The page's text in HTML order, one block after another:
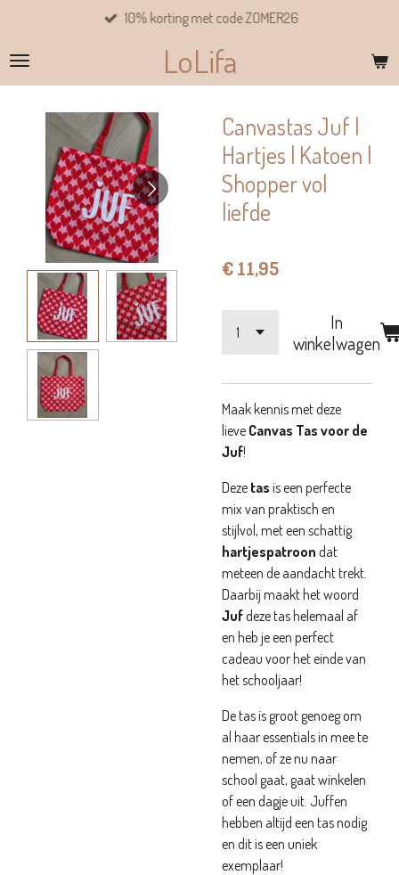
naar
de
LoLifa
10% korting met code ZOMER26
Canvastas Juf |
Hartjes | Katoen |
Shopper vol
liefde
€ 11,95
In
winkelwagen
Maak kennis met deze
lieve Canvas Tas voor de
Juf!
Deze tas is een perfecte
mix van praktisch en
stijlvol, met een schattig
hartjespatroon dat
meteen de aandacht trekt.
Daarbij maakt het woord
Jufdeze tas helemaal af
en heb je een perfect
cadeau voor het einde van
het schooljaar!
De tas is groot genoeg om
al haar essentials in mee te
nemen, of ze nu naar
school gaat, gaat winkelen
of een dagje uit. Juffen
hebben altijd een tas nodig
en dit is een uniek
exemplaar!